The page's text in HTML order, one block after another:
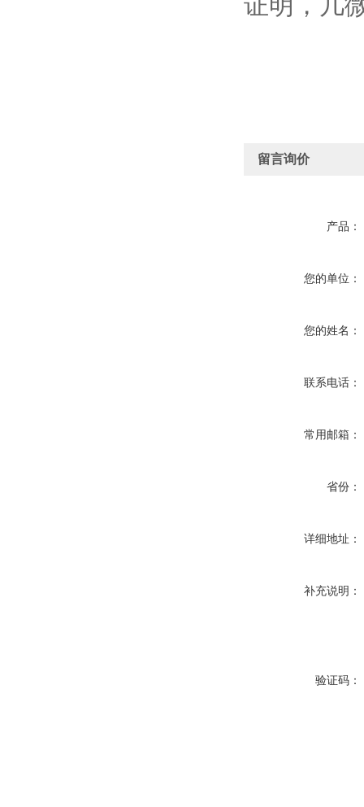
留言询价
产品：
您的单位：
您的姓名：
联系电话：
常用邮箱：
省份：
详细地址：
补充说明：
验证码：